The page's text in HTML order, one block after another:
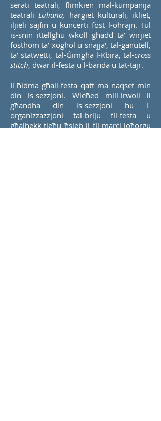
serati teatrali, flimkien mal-kumpanija
teatraliLuliana, ħarġiet kulturali, ikliet,
iljieli sajfin u kunċerti fost l-oħrajn. Tul
is-snin ittellgħu wkoll għadd ta’ wirjiet
fosthom ta’ xogħol u snajja', tal-ganutell,
ta’ statwetti, tal-Ġimgħa l-Kbira, tal-cross
stitch, dwar il-festa u l-banda u tat-tajr.
Il-ħidma għall-festa qatt ma naqset min
din is-sezzjoni. Wieħed mill-irwoli li
għandha din is-sezzjoni hu l-
organizzazzjoni tal-briju fil-festa u
għalhekk tieħu ħsieb li fil-marċi joħorgu